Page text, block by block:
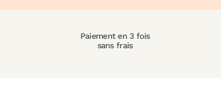
Paiement en 3 fois
sans frais